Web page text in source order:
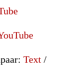
: Text/